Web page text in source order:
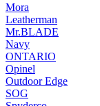
Mora
Leatherman
Mr.BLADE
Navy
ONTARIO
Opinel
Outdoor Edge
SOG